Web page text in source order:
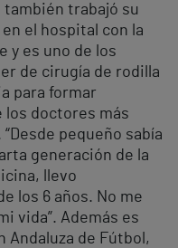
también trabajó su
el hospital con la
y es uno de los
de cirugía de rodilla
para formar
los doctores más
pequeño sabía
generación de la
llevo
los 6 años. No me
vida”. Además es
Andaluza de Fútbol,